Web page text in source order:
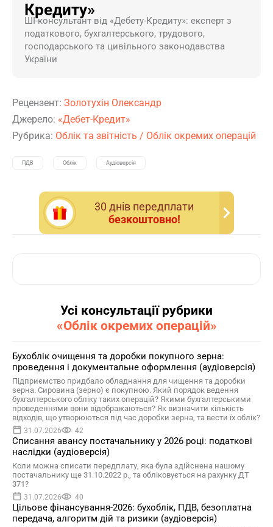
Кредиту»
ШI-консультант від «Дебету-Кредиту»: експерт з
податкового, бухгалтерського, трудового,
господарського та цивільного законодавства
України
Рецензент: Золотухін Олександр
Джерело: «Дебет-Кредит»
Рубрика: Облік та звітність / Облік окремих операцій
ПДВ Облік Аудіоверсія
30 днiв передплати
безкоштовно!
Усі консультації рубрики
«Облік окремих операцій»
Бухоблік очищення та доробки покупного зерна:
проведення і документальне оформлення (аудіоверсія)
Підприємство придбало обладнання для чищення та доробки
зерна. Сировина (зерно) є покупною. Який порядок ведення
бухгалтерського обліку таких операцій? Якими бухгалтерськими
проведеннями вони відображаються? Як визначити кількість
відходів, що утворюються під час доробки зерна, та вести їх облік?
31.07.2026 42
Списання авансу постачальнику у 2026 році: податкові
наслідки (аудіоверсія)
Коли можна списати передплату, яка була здійснена нашому
постачальнику ще 31.10.2022 р., та обліковується на рахунку ДТ
371?
31.07.2026 40
Цільове фінансування-2026: бухоблік, ПДВ, безоплатна
передача, алгоритм дій та ризики (аудіоверсія)